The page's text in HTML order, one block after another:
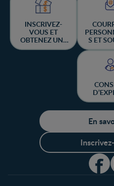
INSCRIVEZ-
VOUS ET
OBTENEZ UNE
CHANCE DE
S ET
En